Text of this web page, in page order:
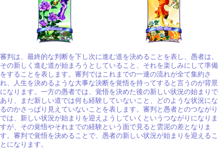
審判は、最終的な判断を下し次に進む道を決めることを表し、愚者は、
その新しく進む道が始まろうとしていること、それを楽しみにして準備
をすることを表します。審判ではこれまでの一連の流れが全て集約さ
れ、人生を決めるような大事な決断を覚悟を持ってすると言うのが背景
になります。一方の愚者では、覚悟を決めた後の新しい状況の始まりで
あり、まだ新しい道では何も経験していないこと、どのような状況にな
るのかさっぱり見えていないことを表します。審判と愚者とのつながり
では、新しい状況が始まりを迎えようしていくというつながりになりま
すが、その覚悟やそれまでの経験という面で見ると雲泥の差となりま
す。審判で覚悟を決めることで、愚者の新しい状況が始まりを迎えるこ
とになります。